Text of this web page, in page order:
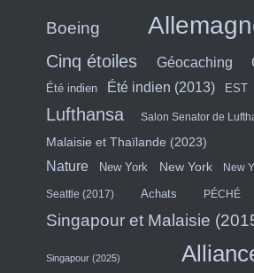
Boeing
Cinq étoiles Géocaching
Été indien Été indien (2013) EST
Lufthansa Salon Senator de
Malaisie et Thaïlande (2023)
Nature New York New York New
Seattle (2017) Achats PÉCHÉ
Singapour et Malaisie
Singapour (2025)